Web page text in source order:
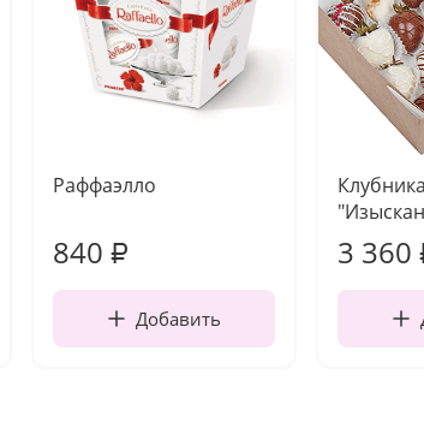
Раффаэлло
840 ₽
Добавить
3 360